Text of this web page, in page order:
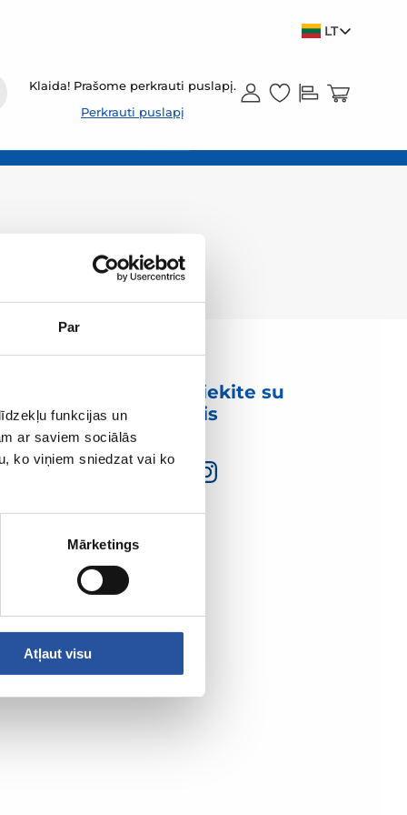
Par
funkcijas un
ar saviem sociālās
ko viņiem sniedzat vai ko
Mārketings
Atļaut visu
LT
Klaida! Prašome perkrauti puslapį.
Perkrauti puslapį
Susisiekite su
mumis